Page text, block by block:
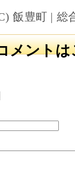
飯豊町 |
メントは